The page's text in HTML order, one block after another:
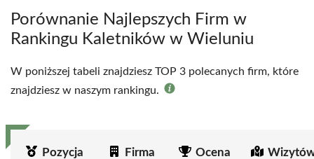
Porównanie Najlepszych Firm w
Rankingu Kaletników w Wieluniu
W poniższej tabeli znajdziesz TOP 3 polecanych firm, które
znajdziesz w naszym rankingu.
Pozycja Firma Ocena